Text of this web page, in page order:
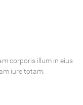
corporis illum in eius
iure totam.